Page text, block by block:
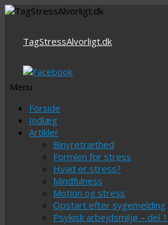
TagStressAlvorligt.dk
Menu
Videre
indhold
Forside
Indlæg
Artikler
Binyretræthed
Formlen for stress
Hvad er stress?
Mindfulness
Motion og stress
Opstart efter sygemelding
Psykisk arbejdsmiljø – del 1